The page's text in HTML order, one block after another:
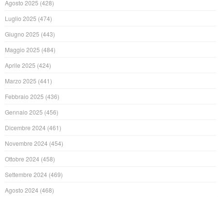
Agosto 2025 (428)
Luglio 2025 (474)
Giugno 2025 (443)
Maggio 2025 (484)
Aprile 2025 (424)
Marzo 2025 (441)
Febbraio 2025 (436)
Gennaio 2025 (456)
Dicembre 2024 (461)
Novembre 2024 (454)
Ottobre 2024 (458)
Settembre 2024 (469)
Agosto 2024 (468)